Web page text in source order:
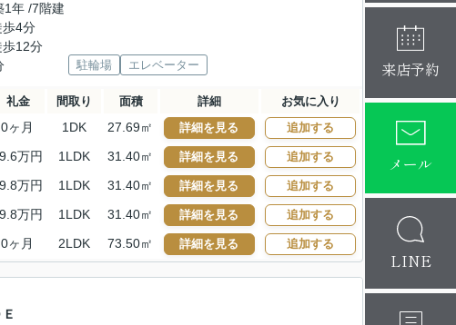
来店予約
メール
LINE
1年 /7階建
歩4分
歩12分
駐輪場 エレベーター
礼金 間取り 面積 詳細 お気に入り
0ヶ月 1DK 27.69㎡ 詳細を見る 追加する
万円 1LDK 31.40㎡ 詳細を見る 追加する
万円 1LDK 31.40㎡ 詳細を見る 追加する
万円 1LDK 31.40㎡ 詳細を見る 追加する
0ヶ月 2LDK 73.50㎡ 詳細を見る 追加する